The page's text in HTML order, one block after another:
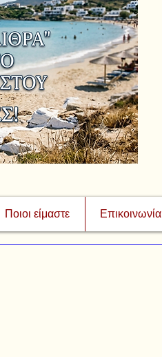
Ποιοι είμαστε Επικοινωνία